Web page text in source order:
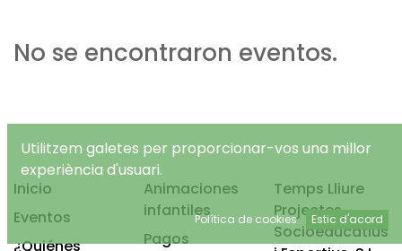
No se encontraron eventos.
Inicio
Eventos
¿Quiénes
Animaciones
infantiles
Pagos
Temps Lliure
Projectes
Socioeducatius
Utilitzem galetes per proporcionar-vos una millor
experiència d'usuari.
Política de cookies Estic d'acord